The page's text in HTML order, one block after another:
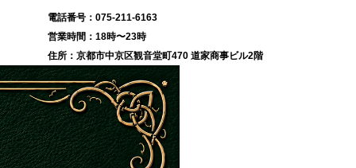
075-211-6163
18時〜23時
京都市中京区観音堂町470 道家商事ビル2階